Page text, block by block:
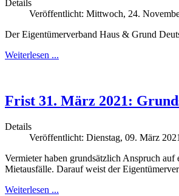
Details
Veröffentlicht: Mittwoch, 24.
Der Eigentümerverband Haus & Grund
Weiterlesen ...
Frist 31. März 2021:
Details
Veröffentlicht: Dienstag, 09. März
Vermieter haben grundsätzlich Anspruch
Mietausfälle. Darauf weist der
Weiterlesen ...